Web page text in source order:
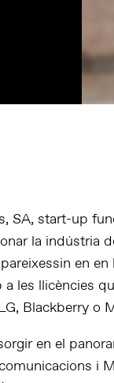
SA, start-up
la indústria
en en
les llicències
Blackberry o
en el
i